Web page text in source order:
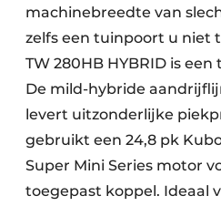
machinebreedte van
zelfs een tuinpoort u niet
TW 280HB HYBRID is
De mild-hybride
levert uitzonderlijke
gebruikt een 24,8 pk
Super Mini Series motor
toegepast koppel. Ideaal